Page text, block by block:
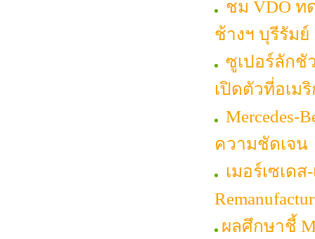
ชม VDO ท
ช้างฯ บุรีรัมย์
ซูเปอร์ลักชั
เปิดตัวที่อเม
Mercedes-
ความชัดเจน
เมอร์เซเด
ผลศึกษาชี้